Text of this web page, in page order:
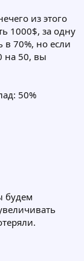
из этого
1000$, за одну
в 70%, но если
на 50, вы
50%
будем